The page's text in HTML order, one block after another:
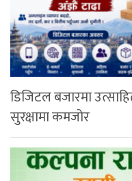
डिजिटल बजारमा
सुरक्षामा कमजोर